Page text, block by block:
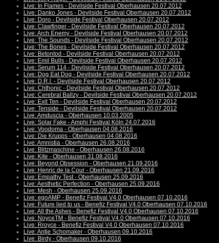
Live: In Flames - Devilside Festival Oberhausen 20.07.2012
Live: Danko Jones - Devilside Festival Oberhausen 20.07.2012
Live: Doro - Devilside Festival Oberhausen 20.07.2012
Live: Clawfinger - Devilside Festival Oberhausen 20.07.2012
Live: Arch Enemy - Devilside Festival Oberhausen 20.07.2012
Live: The Sounds - Devilside Festival Oberhausen 20.07.2012
Live: The Bones - Devilside Festival Oberhausen 20.07.2012
Live: Betontod - Devilside Festival Oberhausen 20.07.2012
Live: Emil Bulls - Devilside Festival Oberhausen 20.07.2012
Live: Serum 114 - Devilside Festival Oberhausen 20.07.2012
Live: Dog Eat Dog - Devilside Festival Oberhausen 20.07.2012
Live: D.R.I. - Devilside Festival Oberhausen 20.07.2012
Live: Chthonic - Devilside Festival Oberhausen 20.07.2012
Live: Cerebral Ballzy - Devilside Festival Oberhausen 20.07.2012
Live: Exit Ten - Devilside Festival Oberhausen 20.07.2012
Live: Tenside - Devilside Festival Oberhausen 20.07.2012
Live: Amduscia - Oberhausen 10.03.2005
Live: Solar Fake - Amphi Festival Köln 24.07.2016
Live: Voodoma - Oberhausen 04.08.2016
Live: Die Krupps - Oberhausen 04.08.2016
Live: Amnistia - Oberhausen 26.08.2016
Live: Blitzmaschine - Oberhausen 26.08.2016
Live: Kite - Oberhausen 31.08.2016
Live: Beyond Obsession - Oberhausen 21.09.2016
Live: Henric de la Cour - Oberhausen 21.09.2016
Live: Empathy Test - Oberhausen 25.09.2016
Live: Aesthetic Perfection - Oberhausen 25.09.2016
Live: Mesh - Oberhausen 25.09.2016
Live: egoAMP - Benefiz Festival V4.0 Oberhausen 07.10.2016
Live: Future lied to us - Benefiz Festival V4.0 Oberhausen 07.10.2016
Live: All the Ashes - Benefiz Festival V4.0 Oberhausen 07.10.2016
Live: NoyceTM - Benefiz Festival V4.0 Oberhausen 07.10.2016
Live: Rroyce - Benefiz Festival V4.0 Oberhausen 07.10.2016
Live: Antje Schomaker - Oberhausen 09.10.2016
Live: Birdy - Oberhausen 09.10.2016